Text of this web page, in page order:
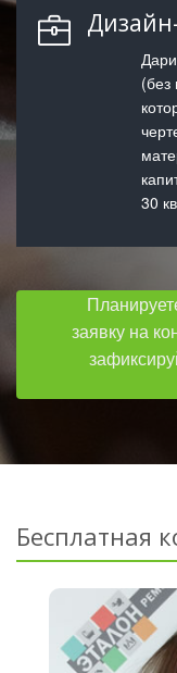
(без
30
заявку на
Бесплатная